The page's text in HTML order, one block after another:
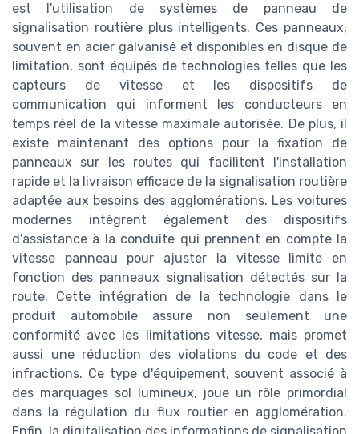
est l'utilisation de systèmes de panneau de
signalisation routière plus intelligents. Ces panneaux,
souvent en acier galvanisé et disponibles en disque de
limitation, sont équipés de technologies telles que les
capteurs de vitesse et les dispositifs de
communication qui informent les conducteurs en
temps réel de la vitesse maximale autorisée. De plus, il
existe maintenant des options pour la fixation de
panneaux sur les routes qui facilitent l'installation
rapide et la livraison efficace de la signalisation routière
adaptée aux besoins des agglomérations. Les voitures
modernes intègrent également des dispositifs
d'assistance à la conduite qui prennent en compte la
vitesse panneau pour ajuster la vitesse limite en
fonction des panneaux signalisation détectés sur la
route. Cette intégration de la technologie dans le
produit automobile assure non seulement une
conformité avec les limitations vitesse, mais promet
aussi une réduction des violations du code et des
infractions. Ce type d'équipement, souvent associé à
des marquages sol lumineux, joue un rôle primordial
dans la régulation du flux routier en agglomération.